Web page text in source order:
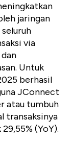
jaringan
via
Untuk
berhasil
JConnect
atau tumbuh
transaksinya
(YoY).